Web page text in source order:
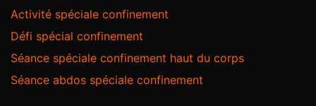
Activité spéciale confinement
Défi spécial confinement
Séance spéciale confinement haut du corps
Séance abdos spéciale confinement